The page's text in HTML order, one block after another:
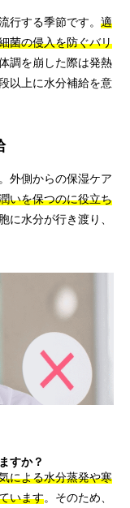
行する季節です。 適
菌の侵入を防ぐバリ
調を崩した際は発熱
以上に水分補給を意
外側からの保湿ケア
いを保つのに役立ち
に水分が行き渡り、
すか？
による水分蒸発や寒
います。そのため、